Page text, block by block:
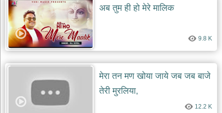
अब तुम ही हो मेरे मालिक
9.8 K
मेरा तन मण खोया जाये जब जब बाजे
तेरी मुरलिया,
12.2 K